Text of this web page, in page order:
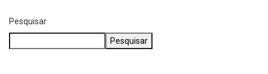
Pesquisar
Pesquisar